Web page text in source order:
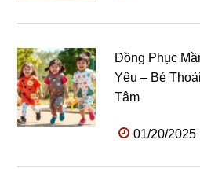
Đồng Phục
Yêu – Bé
Tâm
01/20/2025